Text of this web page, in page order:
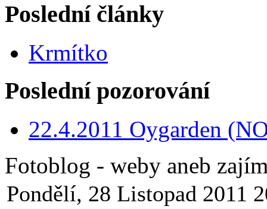
Poslední články
Krmítko
Poslední pozorování
22.4.2011 Oygarden
Fotoblog - weby aneb
Pondělí, 28 Listopad 2011